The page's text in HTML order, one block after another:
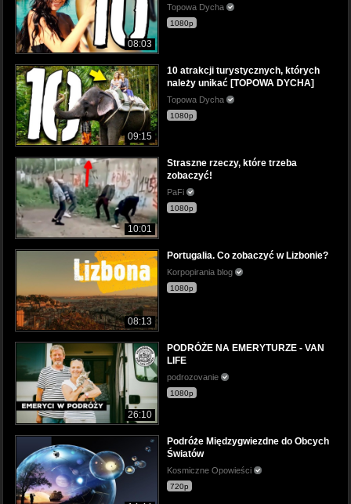
08:03
Topowa Dycha
1080p
09:15
10 atrakcji turystycznych, których
należy unikać [TOPOWA DYCHA]
Topowa Dycha
1080p
10:01
Straszne rzeczy, które trzeba
zobaczyć!
PaFi
1080p
08:13
Portugalia. Co zobaczyć w Lizbonie?
Korpopirania blog
1080p
26:10
PODRÓŻE NA EMERYTURZE - VAN
LIFE
podrozovanie
1080p
Podróże Międzygwiezdne do Obcych
Światów
Kosmiczne Opowieści
720p